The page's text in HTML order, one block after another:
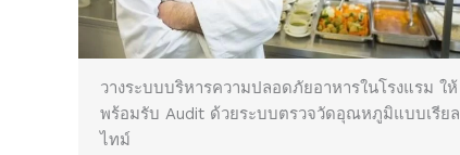
วางระบบบริหารความปลอดภัยอาหารในโรงแรม ให้
พร้อมรับ Audit ด้วยระบบตรวจวัดอุณหภูมิแบบเรียล
ไทม์